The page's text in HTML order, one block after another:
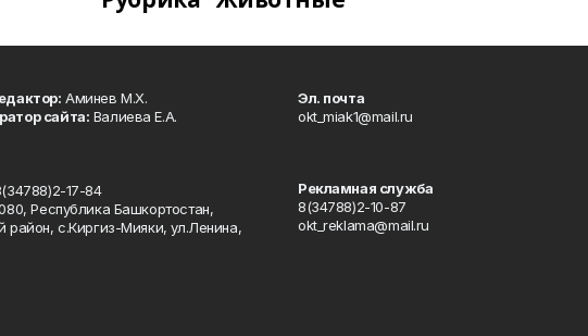
Аминев М.Х.
сайта: Валиева Е.А.
17-84
Республика Башкортостан,
район, с.Киргиз-Мияки, ул.Ленина,
Эл. почта
okt_miak1@mail.ru
Рекламная служба
8(34788)2-10-87
okt_reklama@mail.ru